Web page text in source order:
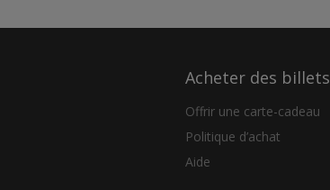
Acheter des billets
Offrir une carte-cadeau
Politique d’achat
Aide